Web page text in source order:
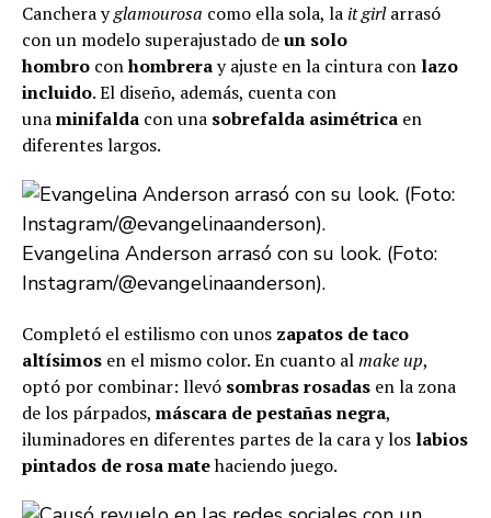
Canchera yglamourosa como ella sola, la it girlarrasó
con un modelo superajustado deun solo
hombro conhombreray ajuste en la cintura con lazo
incluido. El diseño, además, cuenta con
unaminifalda con una sobrefalda asimétrica en
diferentes largos.
Evangelina Anderson arrasó con su look. (Foto:
Instagram/@evangelinaanderson).
Completó el estilismo con unos zapatos de taco
altísimos en el mismo color. En cuanto almake up,
optó por combinar: llevó sombras rosadas en la zona
de los párpados, máscara de pestañas negra,
iluminadores en diferentes partes de la cara y los labios
pintados de rosa matehaciendo juego.